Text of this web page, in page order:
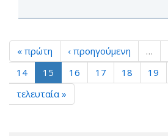
« πρώτη ‹ προηγούμενη …
14
15 16 17 18 19
τελευταία »